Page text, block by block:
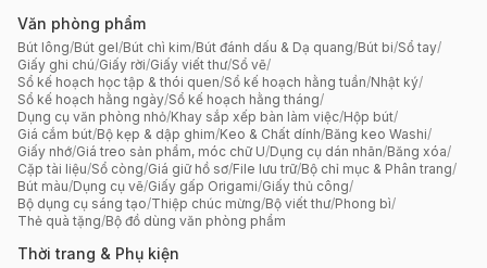
Văn phòng phẩm
Bút lông/Bút gel/Bút chì kim/Bút đánh dấu & Dạ quang/Bút bi/Sổ tay/
Giấy ghi chú/Giấy rời/Giấy viết thư/Sổ vẽ/
Sổ kế hoạch học tập & thói quen/Sổ kế hoạch hằng tuần/Nhật ký/
Sổ kế hoạch hằng ngày/Sổ kế hoạch hằng tháng/
Dụng cụ văn phòng nhỏ/Khay sắp xếp bàn làm việc/Hộp bút/
Giá cắm bút/Bộ kẹp & dập ghim/Keo & Chất dính/Băng keo Washi/
Giấy nhớ/Giá treo sản phẩm, móc chữ U/Dụng cụ dán nhãn/Băng xóa/
Cặp tài liệu/Sổ còng/Giá giữ hồ sơ/File lưu trữ/Bộ chỉ mục & Phân trang/
Bút màu/Dụng cụ vẽ/Giấy gấp Origami/Giấy thủ công/
Bộ dụng cụ sáng tạo/Thiệp chúc mừng/Bộ viết thư/Phong bì/
Thẻ quà tặng/Bộ đồ dùng văn phòng phẩm
Thời trang & Phụ kiện